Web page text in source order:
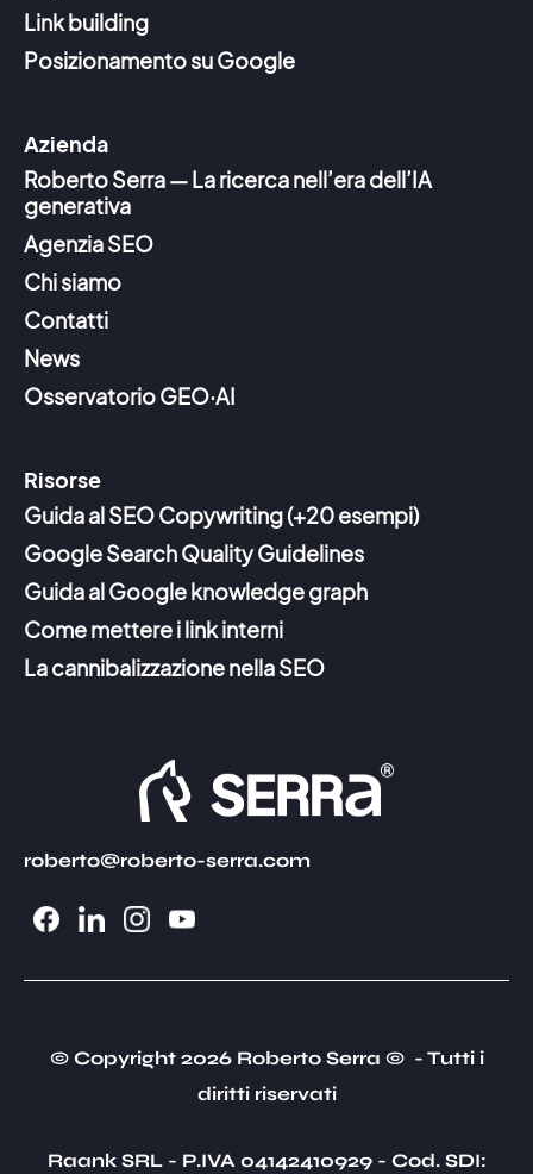
Link building
Posizionamento su Google
Azienda
Roberto Serra — La ricerca nell’era dell’IA
generativa
Agenzia SEO
Chi siamo
Contatti
News
Osservatorio GEO·AI
Risorse
Guida al SEO Copywriting (+20 esempi)
Google Search Quality Guidelines
Guida al Google knowledge graph
Come mettere i link interni
La cannibalizzazione nella SEO
roberto@roberto-serra.com
© Copyright 2026 Roberto Serra © - Tutti i
diritti riservati
Raank SRL - P.IVA 04142410929 - Cod. SDI: